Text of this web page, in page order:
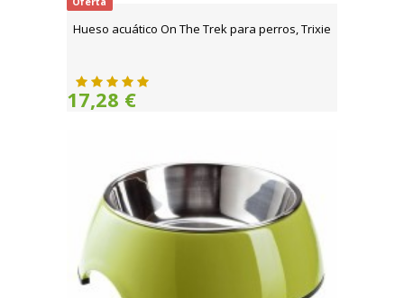
Hueso acuático On The Trek para perros, Trixie
17,28 €